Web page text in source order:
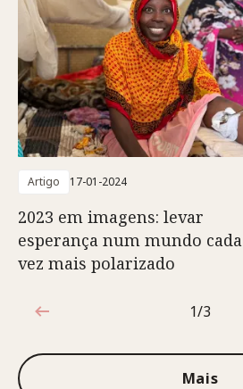
Artigo 17-01-2024
2023 em imagens: levar
esperança num mundo cada
vez mais polarizado
1 de 3
1/3
Mais